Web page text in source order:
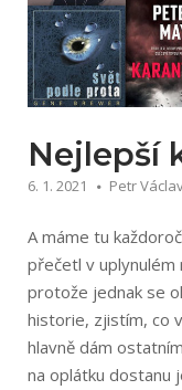
Nejlepší
6. 1. 2021 Petr
A máme tu
přečetl v
protože jednak se
historie, zjistím, co
hlavně dám
na oplátku dostanu